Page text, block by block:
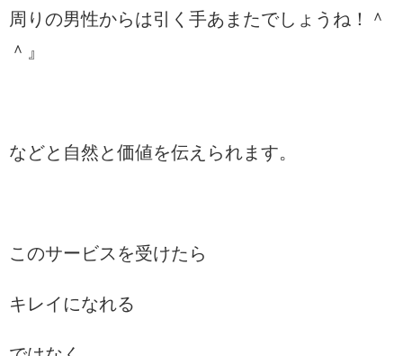
周りの男性からは引く手あまたでしょうね！＾
＾』
などと自然と価値を伝えられます。
このサービスを受けたら
キレイになれる